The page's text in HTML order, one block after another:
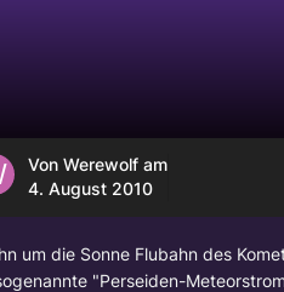
Von Werewolf am
4. August 2010
um die Sonne Flubahn des
"Perseiden-